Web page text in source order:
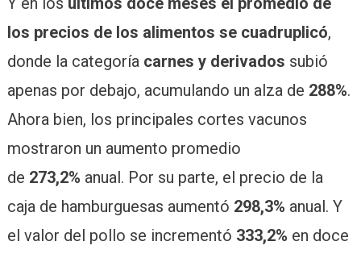
los precios de los alimentos se cuadruplicó,
donde la categoría carnes y derivados subió
apenas por debajo, acumulando un alza de 288%.
Ahora bien, los principales cortes vacunos
mostraron un aumento promedio
de 273,2% anual. Por su parte, el precio de la
caja de hamburguesas aumentó 298,3% anual. Y
el valor del pollo se incrementó 333,2% en doce